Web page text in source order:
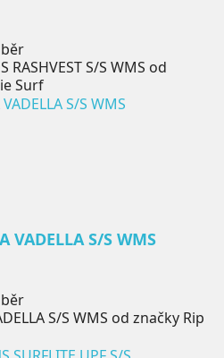
RASHVEST S/S WMS od
Surf
VADELLA S/S WMS
S/S WMS od značky Rip